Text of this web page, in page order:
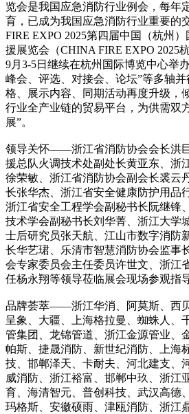
览会是我国应急消防行业例会，每年
育，已成为我国应急消防行业重要的
FIRE EXPO 2025第四届中国（杭州
援展览会（CHINA FIRE EXPO 2025
9月3-5日继续在杭州国际博览中心举
峰会、评选、对接会、论坛”等多轴
格、展示内容、同期活动再度升级，
行业全产业链的贸易平台，为供需双
展”。
领导关怀——浙江省消防协会会长洪
援总队火调技术处副处长黄亚东、浙
徐荣敏、浙江省消防协会副会长裘云
长张华杰、浙江省安全健康防护用品
浙江省安全工程学会副秘书长阮继锋
技术学会副秘书长刘华菁、浙江大学
士后研究员张天航、江山市数字消防
长华艺珺、乐清市智慧消防协会监事
会专家委员会主任委员许世文、浙江
任杨永翔等领导莅临展会现场参观指
品牌荟萃——浙江华消、阿莫斯、西
呈象、大疆、上海格拉曼、蜘蛛人、
管集团、龙锦管道、浙江金源管业、
帕斯、捷晟消防、新世纪消防、上海
技、邯郸泽天、卡耐夫、河北建支、
威消防、浙江裕富、邯郸中玖、浙江
育、海清智元、普创科技、武汉高德
玛格斯、安徽硕雨、津瓯消防、浙江